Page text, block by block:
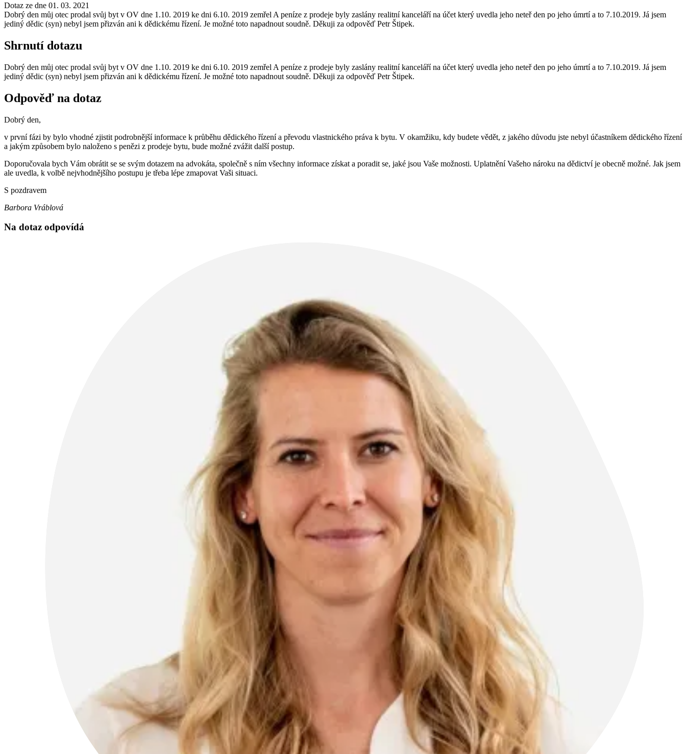
Dotaz ze dne 01. 03. 2021
Dobrý den můj otec prodal svůj byt v OV dne 1.10. 2019 ke dni 6.10. 2019 zemřel A peníze z prodeje byly zaslány realitní kanceláří na účet který uvedla jeho neteř den po jeho úmrtí a to 7.10.2019. Já jsem
jediný dědic (syn) nebyl jsem přizván ani k dědickému řízení. Je možné toto napadnout soudně. Děkuji za odpověď Petr Štipek.
Shrnutí dotazu
Dobrý den můj otec prodal svůj byt v OV dne 1.10. 2019 ke dni 6.10. 2019 zemřel A peníze z prodeje byly zaslány realitní kanceláří na účet který uvedla jeho neteř den po jeho úmrtí a to 7.10.2019. Já jsem
jediný dědic (syn) nebyl jsem přizván ani k dědickému řízení. Je možné toto napadnout soudně. Děkuji za odpověď Petr Štipek.
Odpověď na dotaz
Dobrý den,
v první fázi by bylo vhodné zjistit podrobnější informace k průběhu dědického řízení a převodu vlastnického práva k bytu. V okamžiku, kdy budete vědět, z jakého důvodu jste nebyl účastníkem dědického řízení
a jakým způsobem bylo naloženo s penězi z prodeje bytu, bude možné zvážit další postup.
Doporučovala bych Vám obrátit se se svým dotazem na advokáta, společně s ním všechny informace získat a poradit se, jaké jsou Vaše možnosti. Uplatnění Vašeho nároku na dědictví je obecně možné. Jak jsem
ale uvedla, k volbě nejvhodnějšího postupu je třeba lépe zmapovat Vaši situaci.
S pozdravem
Barbora Vráblová
Na dotaz odpovídá